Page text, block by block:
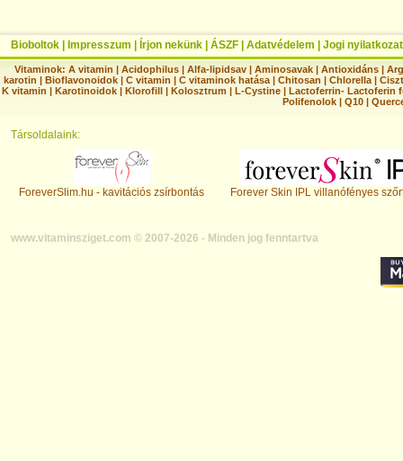
Bioboltok Impresszum Írjon nekünk ÁSZF Adatvédelem Jogi nyilatkozat
Vitaminok: A vitamin |Acidophilus |Alfa-lipidsav |Aminosavak |Antioxidáns |
karotin | Bioflavonoidok | C vitamin | C vitaminok hatása | Chitosan | Chlorella |
K vitamin | Karotinoidok | Klorofill | Kolosztrum | L-Cystine | Lactoferrin- Lactoferin
Polifenolok |Q10 |
Társoldalaink:
ForeverSlim.hu - kavitációs zsírbontás Forever Skin IPL villanófényes
www.vitaminsziget.com © 2007-2026 - Minden jog fenntartva